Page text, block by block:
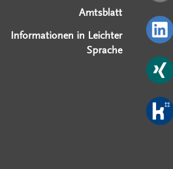
Amtsblatt
Informationen in Leichter
Sprache